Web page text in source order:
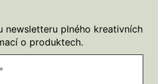
newsletteru plného kreativních
o produktech.